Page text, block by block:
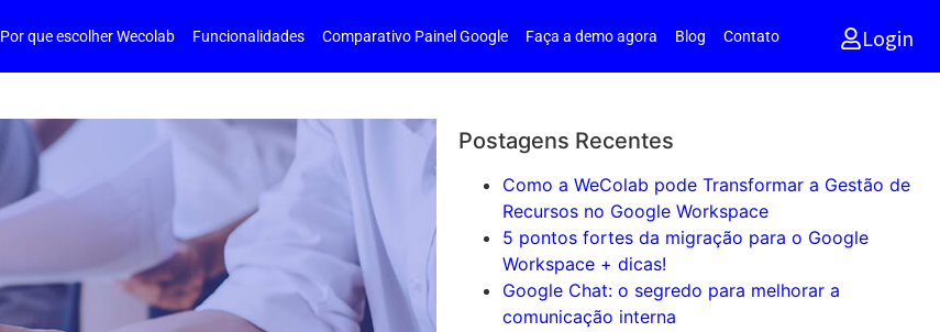
Por que escolher Wecolab Funcionalidades Comparativo Painel Google Faça a demo agora Blog Contato Login
Postagens Recentes
Como a WeColab pode Transformar a Gestão de
Recursos no Google Workspace
5 pontos fortes da migração para o Google
Workspace + dicas!
Google Chat: o segredo para melhorar a
comunicação interna